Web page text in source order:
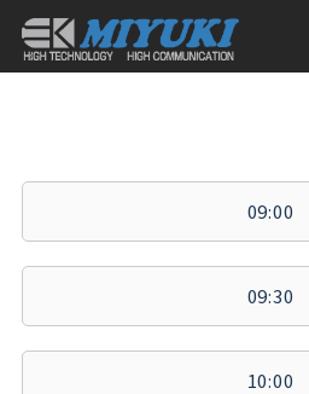
09:00
09:30
10:00